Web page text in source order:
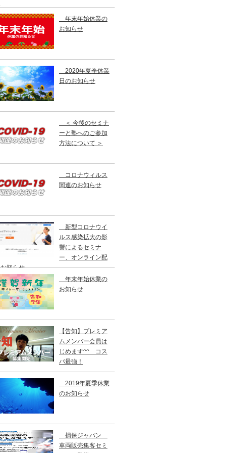
年末年始休業の
お知らせ
2020年夏季休業
日のお知らせ
＜ 今後のセミナ
ーと塾へのご参加
方法について ＞
コロナウィルス
関連のお知らせ
新型コロナウイ
ルス感染拡大の影
響によるセミナ
ー、オンライン配
知らせ
年末年始休業の
お知らせ
【告知】プレミア
ムメンバー会員は
じめます^^ コス
パ最強！
2019年夏季休業
のお知らせ
損保ジャパン
車両販売集客セミ